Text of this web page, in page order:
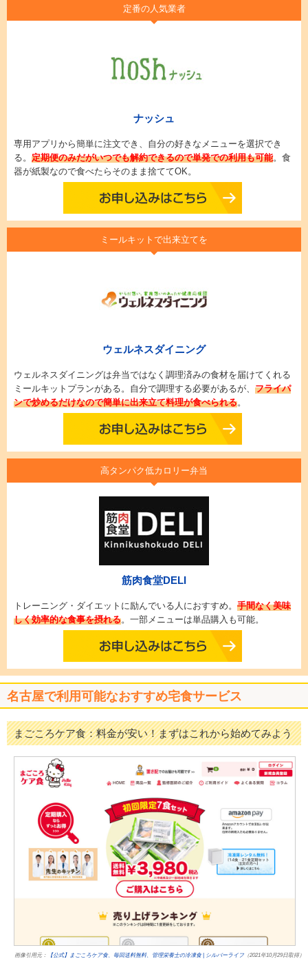
定番の人気業者
ナッシュ
専用アプリから簡単に注文でき、自分の好きなメニューを選択でき
る。 定期便のみだがいつでも解約できるので単発での利用も可能。食
器が紙製なので食べたらそのまま捨ててOK。
ミールキットで出来立てを
ウェルネスダイニング
ウェルネスダイニングは弁当ではなく調理済みの食材を届けてくれる
ミールキットプランがある。自分で調理する必要があるが、 フライパ
ンで炒めるだけなので簡単に出来立て料理が食べられる。
高タンパク低カロリー弁当
筋肉食堂DELI
トレーニング・ダイエットに励んでいる人におすすめ。 手間なく美味
しく効率的な食事を摂れる。一部メニューは単品購入も可能。
名古屋で利用可能なおすすめ宅食サービス
まごころケア食：料金が安い！まずはこれから始めてみよう
画像引用元： 【公式】まごころケア食、毎回送料無料、管理栄養士の冷凍食 | シルバーライフ （2021年10月29日取得）